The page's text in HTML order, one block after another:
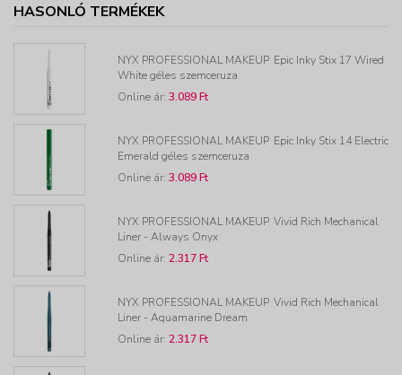
HASONLÓ TERMÉKEK
NYX PROFESSIONAL MAKEUP Epic Inky Stix 17 Wired
White géles szemceruza
Online ár: 3.089 Ft
NYX PROFESSIONAL MAKEUP Epic Inky Stix 14 Electric
Emerald géles szemceruza
Online ár: 3.089 Ft
NYX PROFESSIONAL MAKEUP Vivid Rich Mechanical
Liner - Always Onyx
Online ár: 2.317 Ft
NYX PROFESSIONAL MAKEUP Vivid Rich Mechanical
Liner - Aquamarine Dream
Online ár: 2.317 Ft